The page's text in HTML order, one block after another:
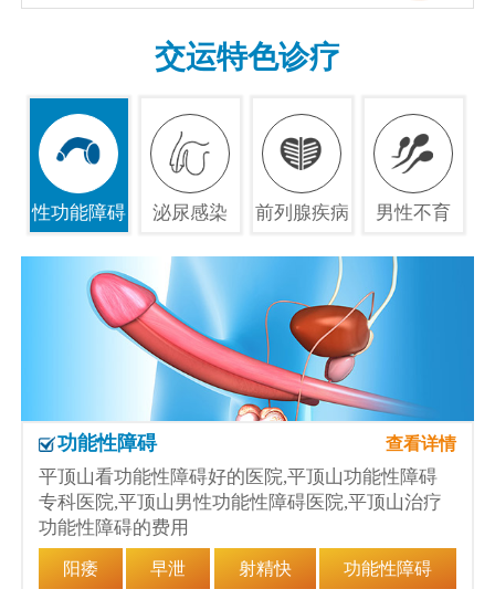
交运特色诊疗
性功能障碍 泌尿感染 前列腺疾病 男性不育
功能性障碍 查看详情
平顶山看功能性障碍好的医院,平顶山功能性障碍
专科医院,平顶山男性功能性障碍医院,平顶山治疗
功能性障碍的费用
阳痿 早泄 射精快 功能性障碍